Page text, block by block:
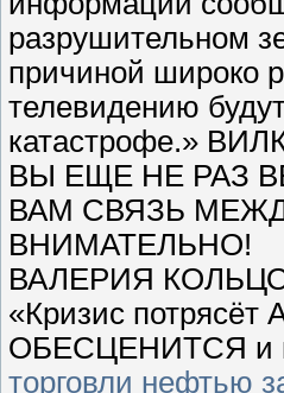
разрушительном
причиной широко
телевидению
катастрофе.»
ВЫ ЕЩЕ НЕ РАЗ
ВАМ СВЯЗЬ
ВНИМАТЕЛЬНО!
ВАЛЕРИЯ
«Кризис потрясёт
ОБЕСЦЕНИТСЯ и
торговли нефтью